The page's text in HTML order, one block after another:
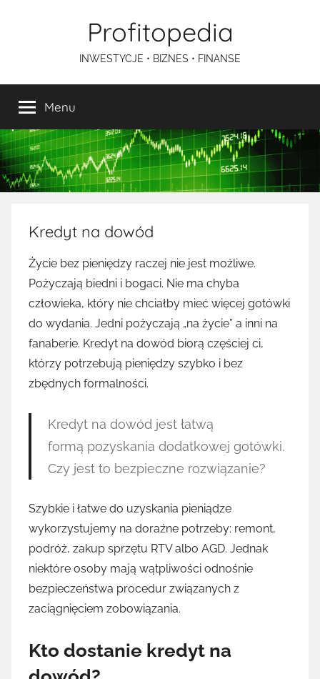
Profitopedia
INWESTYCJE • BIZNES • FINANSE
Menu
Kredyt na dowód
Życie bez pieniędzy raczej nie jest możliwe.
Pożyczają biedni i bogaci. Nie ma chyba
człowieka, który nie chciałby mieć więcej gotówki
do wydania. Jedni pożyczają „na życie” a inni na
fanaberie. Kredyt na dowód biorą częściej ci,
którzy potrzebują pieniędzy szybko i bez
zbędnych formalności.
Kredyt na dowód jest łatwą
formą pozyskania dodatkowej gotówki.
Czy jest to bezpieczne rozwiązanie?
Szybkie i łatwe do uzyskania pieniądze
wykorzystujemy na doraźne potrzeby: remont,
podróż, zakup sprzętu RTV albo AGD. Jednak
niektóre osoby mają wątpliwości odnośnie
bezpieczeństwa procedur związanych z
zaciągnięciem zobowiązania.
Kto dostanie kredyt na